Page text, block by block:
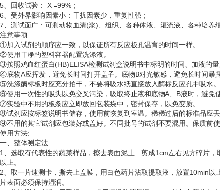
5、回收试验： X =99%；
6、受外界影响因素小：干扰因素少，重复性强；
7、测试面广：可测动物血清(浆)、组织、各种体液、灌流液、各种培
注意事项
①加入试剂的顺序应一致，以保证所有反应板孔温育的时间一样。
②使用干净的塑料容器配置洗涤液。
③按照鸡血红蛋白(HB)ELISA检测试剂盒说明书中标明的时间、加液的
④底物A应挥发，避免长时间打开盖子。底物B对光敏感，避免长时间暴
⑤洗涤酶标板时应充分拍干，不要将吸水纸直接放入酶标反应孔中吸水。
⑥使用一次性的吸头以免交叉污染，吸取终止液和底物A、B液时，避免
⑦实验中不用的板条应立即放回包装袋中，密封保存，以免变质。
⑧试剂应按标签说明书储存，使用前恢复到室温。稀稀过后的标准品应
⑨不用的其它试剂应包装好或盖好。不同批号的试剂不要混用。保质前
使用方法:
一、整体测定法
1、选取有代表性的蔬菜样品，擦去表面泥土，剪成1cm左右见方碎片
以上。
2、取一片速测卡，撕去上盖膜，用白色药片沾取提取液，放置10min
片表面必须保持湿润。